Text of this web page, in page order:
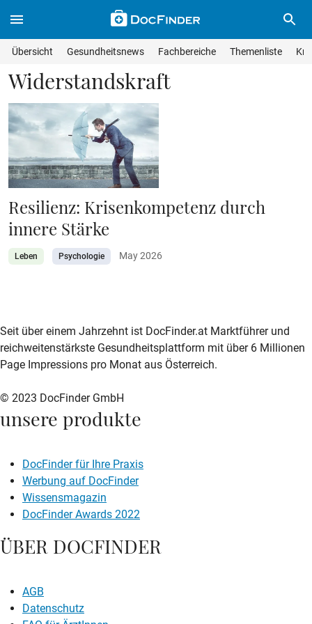
Übersicht Gesundheitsnews Fachbereiche ThemenlisteSuche
Widerstandskraft
Resilienz: Krisenkompetenz durch
innere Stärke
Leben Psychologie May 2026
zur DocFinder-Startseite
logo icon
Seit über einem Jahrzehnt ist DocFinder.at Marktführer und
reichweitenstärkste Gesundheitsplattform mit über 6 Millionen
Page Impressions pro Monat aus Österreich.
© 2023 DocFinder GmbH
unsere produkte
DocFinder für Ihre Praxis
Werbung auf DocFinder
Wissensmagazin
DocFinder Awards 2022
ÜBER DOCFINDER
AGB
Datenschutz